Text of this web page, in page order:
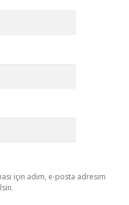
için adım, e-posta adresim